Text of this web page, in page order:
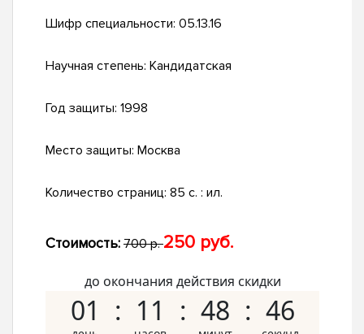
Шифр специальности: 05.13.16
Научная степень: Кандидатская
Год защиты: 1998
Место защиты: Москва
Количество страниц: 85 с. : ил.
Стоимость: 700 р.250 руб.
до окончания действия скидки
01 11 48 45